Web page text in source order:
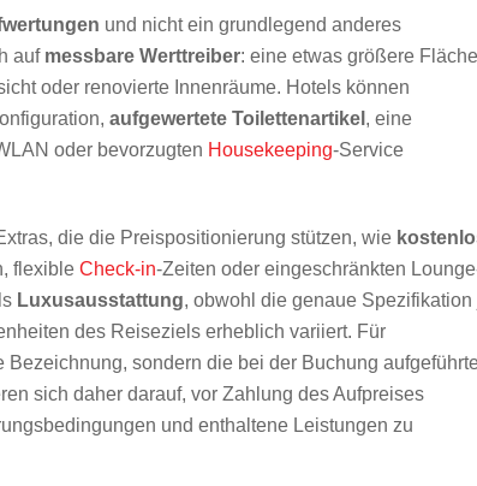
und nicht ein grundlegend anderes
auf messbare Werttreiber: eine etwas größere
oder renovierte Innenräume. Hotels können
aufgewertete Toilettenartikel , eine
oder bevorzugten Housekeeping-Service
die die Preispositionierung stützen, wie
flexible Check-in-Zeiten oder eingeschränkten
Luxusausstattung, obwohl die genaue Spezifikation
des Reiseziels erheblich variiert. Für
sondern die bei der Buchung
sich daher darauf, vor Zahlung des Aufpreises
und enthaltene Leistungen zu